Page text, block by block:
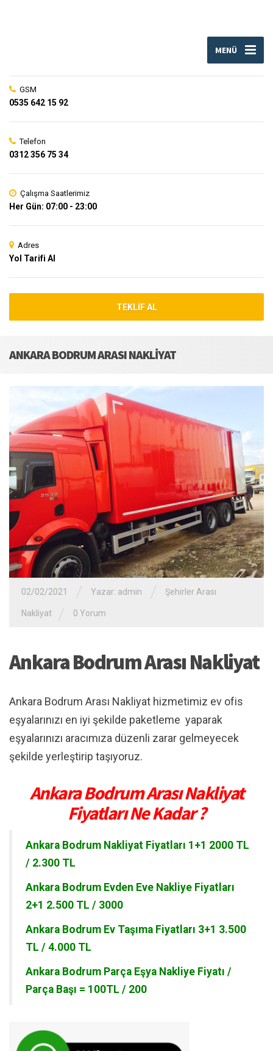
MENÜ
GSM
0535 642 15 92
Telefon
0312 356 75 34
Çalışma Saatlerimiz
Her Gün: 07:00 - 23:00
Adres
Yol Tarifi Al
TEKLIF AL
ANKARA BODRUM ARASI NAKLIYAT
02/02/2021 Yazar: admin Şehirler Arası
Nakliyat 0 Yorum
Ankara Bodrum Arası Nakliyat
Ankara Bodrum Arası Nakliyat hizmetimiz ev ofis
eşyalarınızı en iyi şekilde paketleme yaparak
eşyalarınızı aracımıza düzenli zarar gelmeyecek
şekilde yerleştirip taşıyoruz.
Ankara BodrumArası Nakliyat
Fiyatları Ne Kadar ?
Ankara Bodrum Nakliyat Fiyatları 1+1 2000 TL
/ 2.300 TL
Ankara Bodrum Evden Eve Nakliye Fiyatları
2+1 2.500 TL / 3000
Ankara Bodrum Ev Taşıma Fiyatları 3+1 3.500
TL / 4.000 TL
Ankara Bodrum Parça Eşya Nakliye Fiyatı /
Parça Başı = 100TL / 200